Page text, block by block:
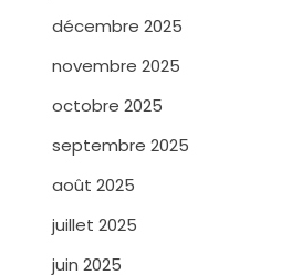
décembre 2025
novembre 2025
octobre 2025
septembre 2025
août 2025
juillet 2025
juin 2025